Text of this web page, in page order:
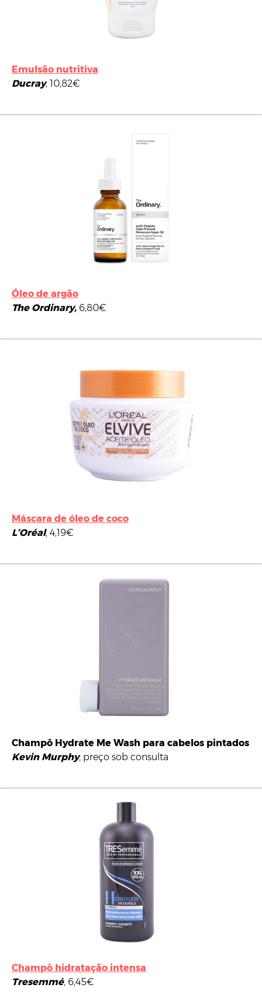
Emulsão nutritiva
Ducray, 10,82€
Óleo de argão
The Ordinary, 6,80€
Máscara de óleo de coco
L’Oréal, 4,19€
Champô Hydrate Me Wash para cabelos pintados
Kevin Murphy, preço sob consulta
Champô hidratação intensa
Tresemmé, 6,45€